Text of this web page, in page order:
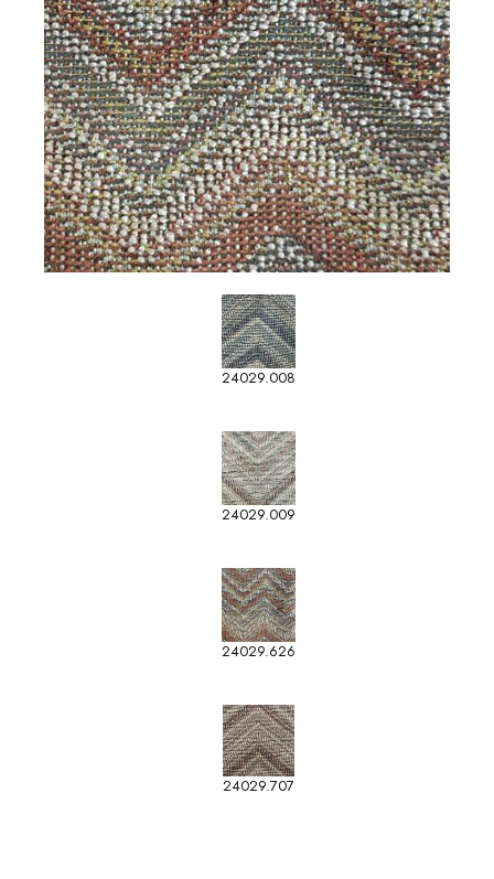
24029.008
24029.009
24029.626
24029.707